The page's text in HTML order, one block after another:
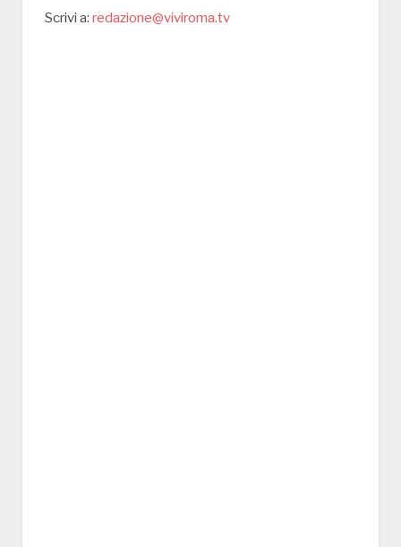
Scrivi a: redazione@viviroma.tv